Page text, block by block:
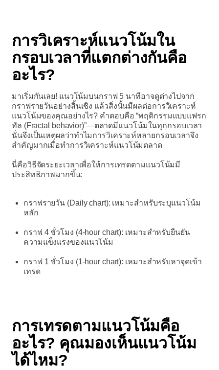
การวิเคราะห์แนวโน้มใน
กรอบเวลาที่แตกต่างกันคือ
อะไร?
มาเริ่มกันเลย! แนวโน้มบนกราฟ 5 นาทีอาจดูต่างไปจาก
กราฟรายวันอย่างสิ้นเชิง แล้วสิ่งนั้นมีผลต่อการวิเคราะห์
แนวโน้มของคุณอย่างไร? คำตอบคือ “พฤติกรรมแบบแฟรก
ทัล (Fractal behavior)”—ตลาดมีแนวโน้มในทุกกรอบเวลา
นั่นจึงเป็นเหตุผลว่าทำไมการวิเคราะห์หลายกรอบเวลาจึง
สำคัญมากเมื่อทำการวิเคราะห์แนวโน้มตลาด
นี่คือวิธีจัดระยะเวลาเพื่อให้การเทรดตามแนวโน้มมี
ประสิทธิภาพมากขึ้น:
กราฟรายวัน (Daily chart): เหมาะสำหรับระบุแนวโน้ม
หลัก
กราฟ 4 ชั่วโมง (4-hour chart): เหมาะสำหรับยืนยัน
ความแข็งแรงของแนวโน้ม
กราฟ 1 ชั่วโมง (1-hour chart): เหมาะสำหรับหาจุดเข้า
เทรด
การเทรดตามแนวโน้มคือ
อะไร? คุณมองเห็นแนวโน้ม
ได้ไหม?